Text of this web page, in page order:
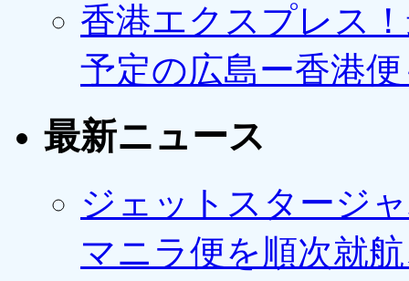
香港エクスプレス
予定の広島ー香港
最新ニュース
ジェットスタージ
マニラ便を順次就